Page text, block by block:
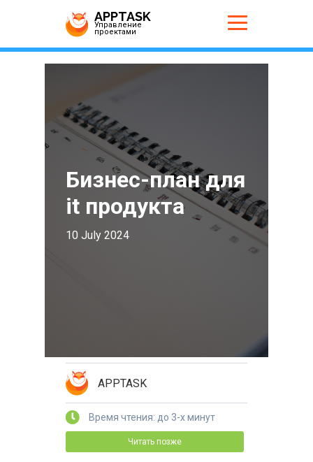
APPTASK
Управление
проектами
Бизнес-план для
it продукта
10 July 2024
APPTASK
Время чтения: до 3-х минут
Читать позже